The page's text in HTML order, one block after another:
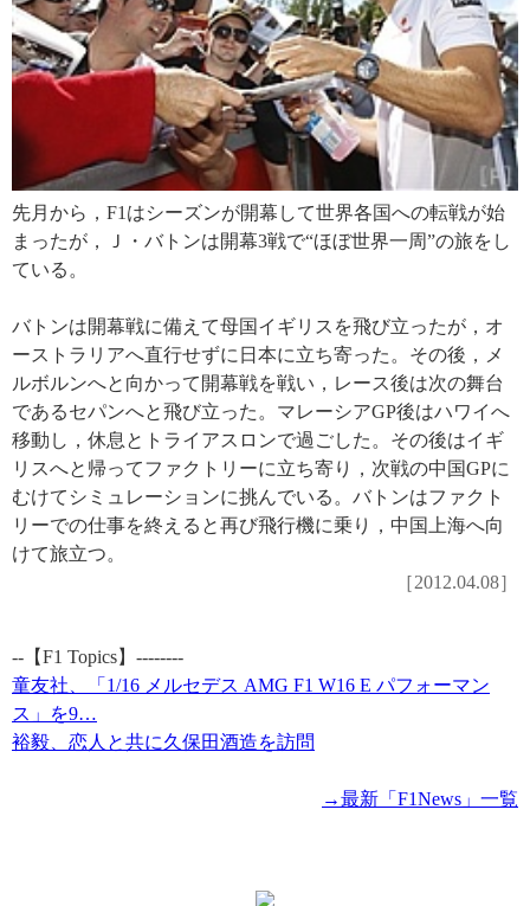
先月から，F1はシーズンが開幕して世界各国への転戦が始
まったが，Ｊ・バトンは開幕3戦で“ほぼ世界一周”の旅をし
ている。
バトンは開幕戦に備えて母国イギリスを飛び立ったが，オ
ーストラリアへ直行せずに日本に立ち寄った。その後，メ
ルボルンへと向かって開幕戦を戦い，レース後は次の舞台
であるセパンへと飛び立った。マレーシアGP後はハワイへ
移動し，休息とトライアスロンで過ごした。その後はイギ
リスへと帰ってファクトリーに立ち寄り，次戦の中国GPに
むけてシミュレーションに挑んでいる。バトンはファクト
リーでの仕事を終えると再び飛行機に乗り，中国上海へ向
けて旅立つ。
［2012.04.08］
--【F1 Topics】--------
童友社、「1/16 メルセデス AMG F1 W16 E パフォーマン
ス」を9…
裕毅、恋人と共に久保田酒造を訪問
→最新「F1News」一覧